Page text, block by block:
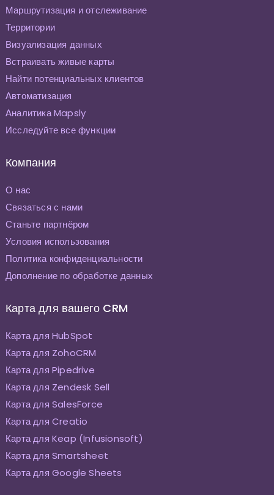
Маршрутизация и отслеживание
Территории
Визуализация данных
Встраивать живые карты
Найти потенциальных клиентов
Автоматизация
Аналитика Mapsly
Исследуйте все функции
Компания
О нас
Связаться с нами
Станьте партнёром
Условия использования
Политика конфиденциальности
Дополнение по обработке данных
Карта для вашего CRM
Карта для HubSpot
Карта для ZohoCRM
Карта для Pipedrive
Карта для Zendesk Sell
Карта для SalesForce
Карта для Creatio
Карта для Keap (Infusionsoft)
Карта для Smartsheet
Карта для Google Sheets